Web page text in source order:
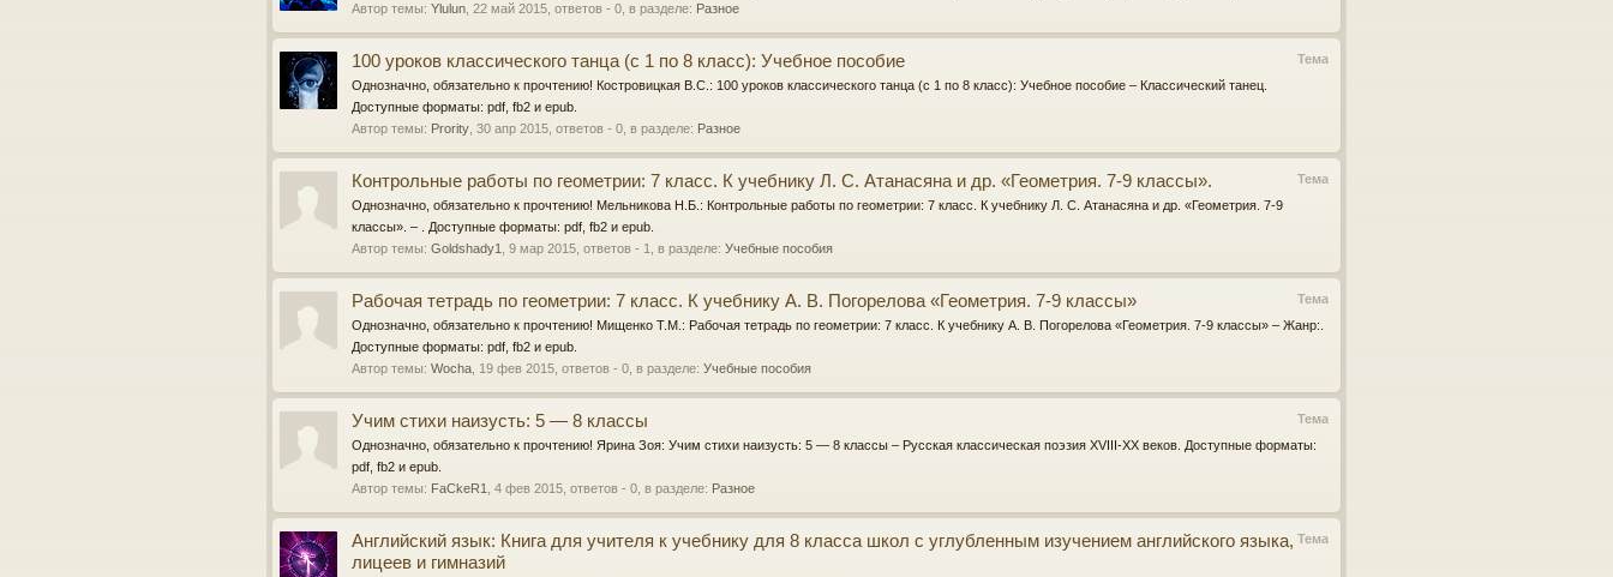
Автор темы: Ylulun 22 май 2015 , ответов - 0, в разделе: Разное
Тема
100 уроков классического танца (с 1 по 8 класс): Учебное пособие
Однозначно, обязательно к прочтению! Костровицкая В.С.: 100 уроков классического танца (с 1 по 8 класс): Учебное пособие – Классический танец.
Доступные форматы: pdf, fb2 и epub.
Автор темы: Prority 30 апр 2015 , ответов - 0, в разделе: Разное
Тема
Контрольные работы по геометрии: 7 класс. К учебнику Л. С. Атанасяна и др. «Геометрия. 7-9 классы».
Однозначно, обязательно к прочтению! Мельникова Н.Б.: Контрольные работы по геометрии: 7 класс. К учебнику Л. С. Атанасяна и др. «Геометрия. 7-9
классы». – . Доступные форматы: pdf, fb2 и epub.
Автор темы: Goldshady1 9 мар 2015 , ответов - 1, в разделе: Учебные пособия
Тема
Рабочая тетрадь по геометрии: 7 класс. К учебнику А. В. Погорелова «Геометрия. 7-9 классы»
Однозначно, обязательно к прочтению! Мищенко Т.М.: Рабочая тетрадь по геометрии: 7 класс. К учебнику А. В. Погорелова «Геометрия. 7-9 классы» – Жанр:.
Доступные форматы: pdf, fb2 и epub.
Автор темы: Wocha 19 фев 2015 , ответов - 0, в разделе: Учебные пособия
Тема
Учим стихи наизусть: 5 — 8 классы
Однозначно, обязательно к прочтению! Ярина Зоя: Учим стихи наизусть: 5 — 8 классы – Русская классическая поэзия XVIII-XX веков. Доступные форматы:
pdf, fb2 и epub.
Автор темы: FaCkeR1 4 фев 2015 , ответов - 0, в разделе: Разное
Тема
Английский язык: Книга для учителя к учебнику для 8 класса школ с углубленным изучением английского языка,
лицеев и гимназий